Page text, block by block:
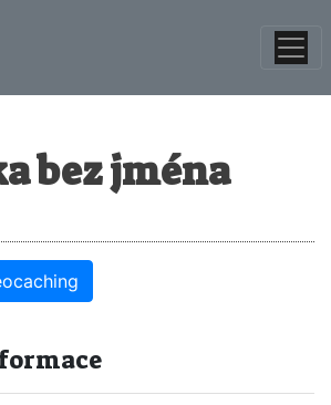
bez jména